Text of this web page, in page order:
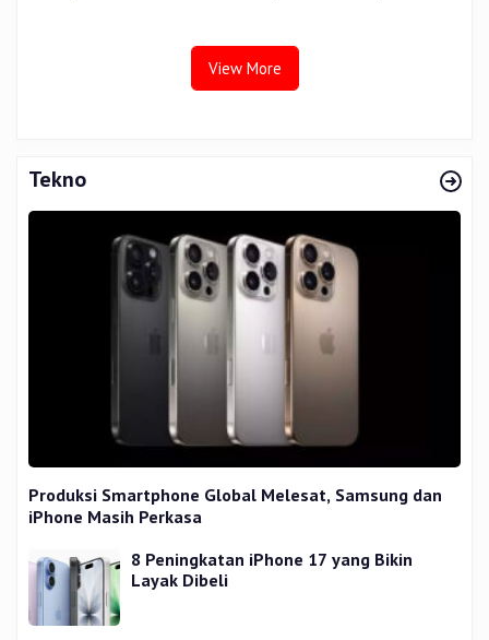
View More
Tekno
Produksi Smartphone Global Melesat, Samsung dan
iPhone Masih Perkasa
8 Peningkatan iPhone 17 yang Bikin
Layak Dibeli